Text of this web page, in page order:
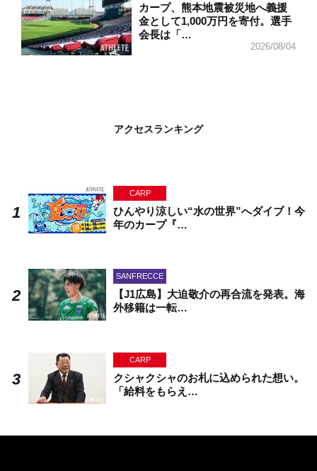
カープ、熊本地震被災地へ義援
金として1,000万円を寄付。選手
会長は「…
2026/08/04
アクセスランキング
CARP
ひんやり涼しい“水の世界”へダイブ！今
年のカープ『…
SANFRECCE
【J1広島】大迫敬介の再合流を発表。海
外移籍は一転…
CARP
クシャクシャのお札に込められた想い。
「給料をもらえ…